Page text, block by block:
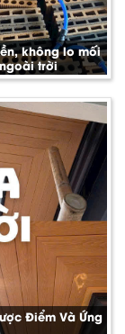
không lo mối
trời
Điểm Và Ứng